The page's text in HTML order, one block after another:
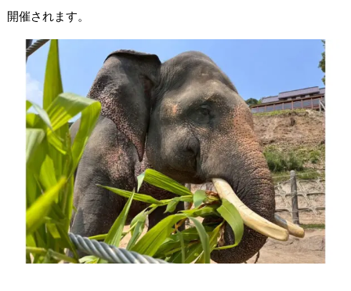
開催されます。